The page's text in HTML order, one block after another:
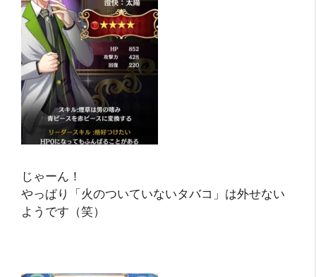
じゃーん！
やっぱり「火のついていないタバコ」は外せない
ようです（笑）